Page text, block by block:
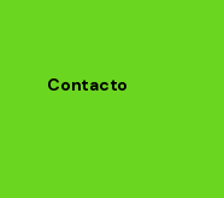
Contacto